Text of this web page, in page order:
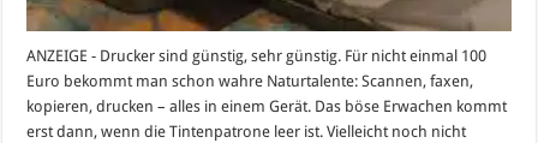
ANZEIGE - Drucker sind günstig, sehr günstig. Für nicht einmal 100
Euro bekommt man schon wahre Naturtalente: Scannen, faxen,
kopieren, drucken – alles in einem Gerät. Das böse Erwachen kommt
erst dann, wenn die Tintenpatrone leer ist. Vielleicht noch nicht